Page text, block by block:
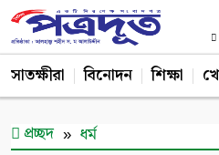
সাতক্ষীরা বিনোদন শিক্ষা
প্রচ্ছদ ধর্ম